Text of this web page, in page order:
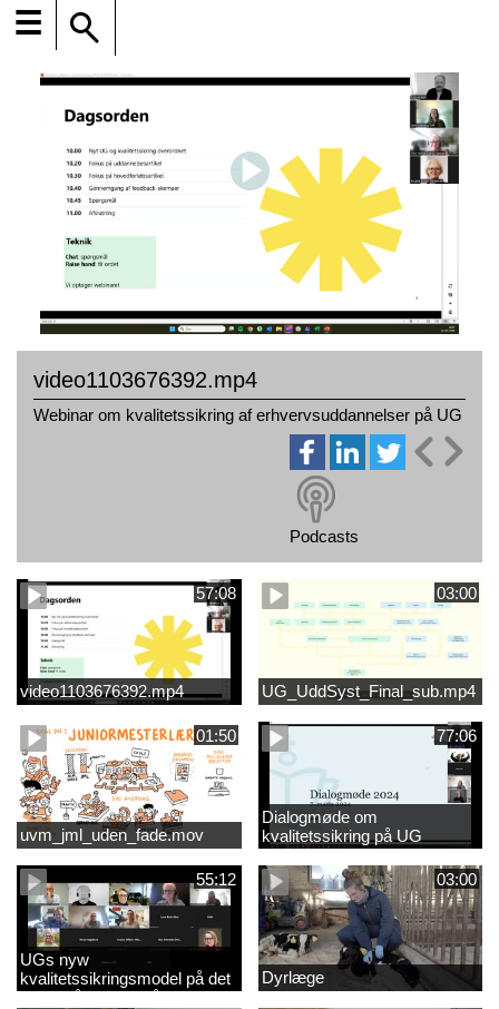
☰
video1103676392.mp4
Webinar om kvalitetssikring af erhvervsuddannelser på UG
Podcasts
57:08
video1103676392.mp4
03:00
UG_UddSyst_Final_sub.mp4
01:50
uvm_jml_uden_fade.mov
77:06
Dialogmøde om
kvalitetssikring på UG
55:12
UGs nyw
kvalitetssikringsmodel på det
videregående område
03:00
Dyrlæge